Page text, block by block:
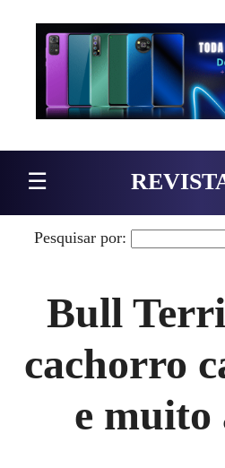
Pular para o conteúdo
☰
Pesquisar por:
Bull
cachorro
e muito